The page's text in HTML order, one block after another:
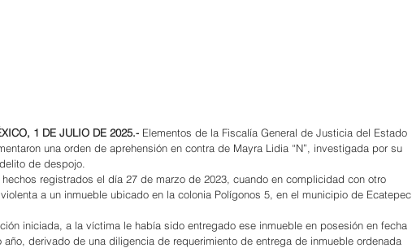
1 DE JULIO DE 2025.- Elementos de la Fiscalía General de Justicia del Estado
una orden de aprehensión en contra de Mayra Lidia “N”, investigada por su
de despojo.
registrados el día 27 de marzo de 2023, cuando en complicidad con otro
a un inmueble ubicado en la colonia Polígonos 5, en el municipio de Ecatepec,
iniciada, a la víctima le había sido entregado ese inmueble en posesión en fecha
derivado de una diligencia de requerimiento de entrega de inmueble ordenada